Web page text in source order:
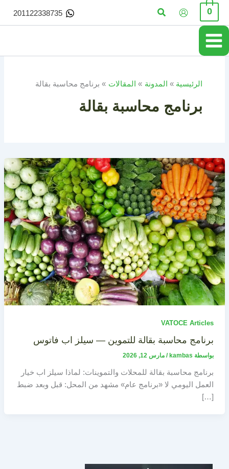
تخطي
المحتوى
0 البحث 201122338735
الرئيسية المدونة المقالات برنامج محاسبة بقالة
برنامج محاسبة بقالة
VATOCE Articles
برنامج محاسبة بقالة للتموين — سيلز اب فاتوس
بواسطة kambas
/ مارس 12, 2026
برنامج محاسبة بقالة للمحلات والتموينات: لماذا سيلز اب خيار
العمل اليومي لا «برنامج عام» مشهد من المحل: قبل وبعد ضبط
[…]